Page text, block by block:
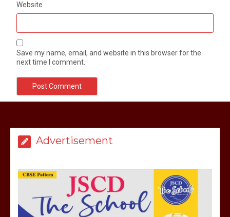
Website
Save my name, email, and website in this browser for the
next time I comment.
Advertisement
मेरठ सुराजकुंड शमशान घाट में चिता से अस्थि